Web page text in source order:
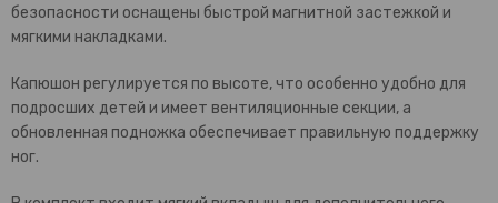
безопасности оснащены быстрой магнитной застежкой и
мягкими накладками.
Капюшон регулируется по высоте, что особенно удобно для
подросших детей и имеет вентиляционные секции, а
обновленная подножка обеспечивает правильную поддержку
ног.